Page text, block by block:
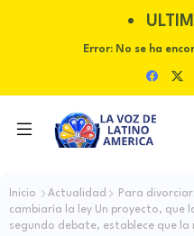
Error:No se ha
Inicio Actualidad
Para
cambiaría la ley Un proyecto, que
segundo debate, establece que